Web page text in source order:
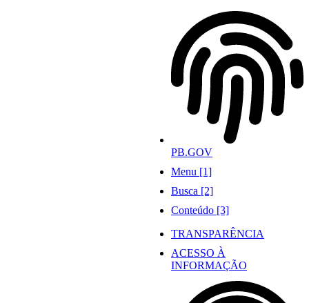
PB.GOV
Menu [1]
Busca [2]
Conteúdo [3]
TRANSPARÊNCIA
ACESSO À
INFORMAÇÃO